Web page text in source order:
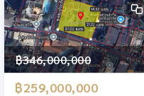
฿346,000,000
฿259,000,000